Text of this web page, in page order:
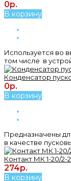
0р.
В корзину
Используется во
том числе в
Конденсатор
0р.
В корзину
Предназначены
в качестве
Контакт МК 1-20/
274р.
В корзину